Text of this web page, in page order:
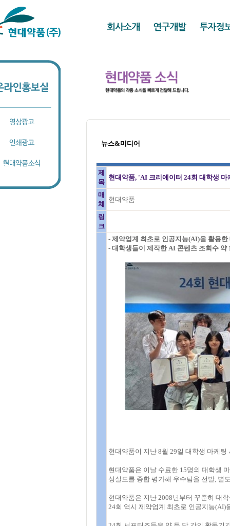
뉴스&미디어
제
목
현대약품, 'AI 크리에이터 24회 대학생 마
매
체
현대약품
링
크
- 제약업계 최초로 인공지능(AI)을 활용
- 대학생들이 제작한 AI 콘텐츠 조회수
현대약품이 지난 8월 29일 대학생 마케
현대약품은 이날 수료한 15명의 대학생
성실도를 종합 평가해 우수팀을 선발, 별
현대약품은 지난 2008년부터 꾸준히 대
24회 역시 제약업계 최초로 인공지능(AI)